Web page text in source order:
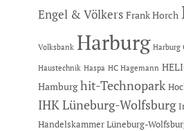
Engel & Völkers Frank Horch
Volksbank Harburg Harburg
Haustechnik Haspa HC Hagemann
Hamburg hit-Technopark
IHK Lüneburg-Wolfsburg
Handelskammer Lüneburg-